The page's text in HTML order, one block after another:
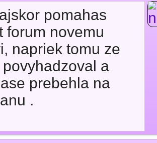
pomahas
forum novemu
napriek tomu ze
a
prebehla na
.